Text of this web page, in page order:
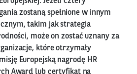
zostaną spełnione w innym
takim jak strategia
może on zostać uznany za
które otrzymały
Europejską nagrodę HR
Award lub certyfikat na